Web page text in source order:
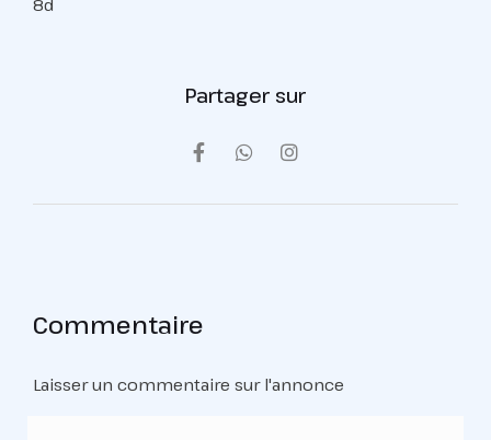
8d
Partager sur
Commentaire
Laisser un commentaire sur l'annonce